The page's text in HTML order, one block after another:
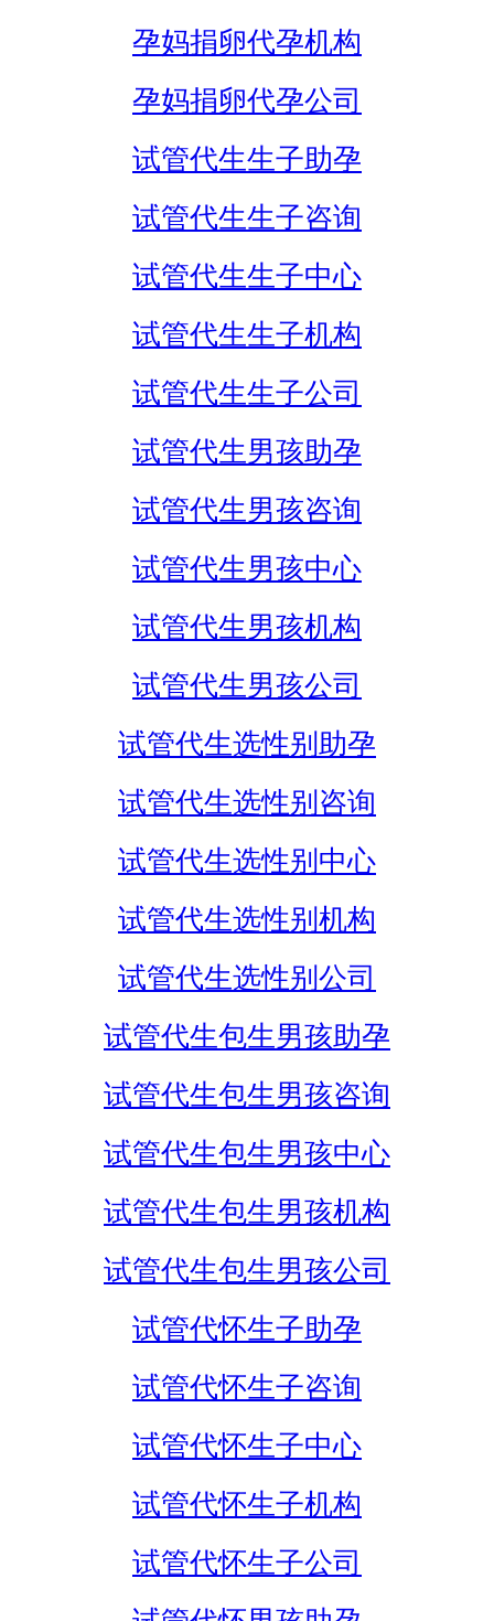
孕妈捐卵代孕机构
孕妈捐卵代孕公司
试管代生生子助孕
试管代生生子咨询
试管代生生子中心
试管代生生子机构
试管代生生子公司
试管代生男孩助孕
试管代生男孩咨询
试管代生男孩中心
试管代生男孩机构
试管代生男孩公司
试管代生选性别助孕
试管代生选性别咨询
试管代生选性别中心
试管代生选性别机构
试管代生选性别公司
试管代生包生男孩助孕
试管代生包生男孩咨询
试管代生包生男孩中心
试管代生包生男孩机构
试管代生包生男孩公司
试管代怀生子助孕
试管代怀生子咨询
试管代怀生子中心
试管代怀生子机构
试管代怀生子公司